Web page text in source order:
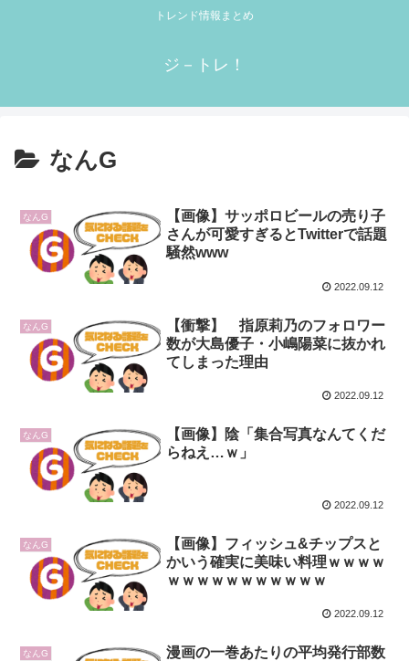
トレンド情報まとめ
ジ－トレ！
なんG
なんG
【画像】サッポロビールの売り子
さんが可愛すぎるとTwitterで話題
騒然www
2022.09.12
なんG
【衝撃】 指原莉乃のフォロワー
数が大島優子・小嶋陽菜に抜かれ
てしまった理由
2022.09.12
なんG
【画像】陰「集合写真なんてくだ
らねえ…ｗ」
2022.09.12
なんG
【画像】フィッシュ&チップスと
かいう確実に美味い料理ｗｗｗｗ
ｗｗｗｗｗｗｗｗｗｗｗ
2022.09.12
なんG
漫画の一巻あたりの平均発行部数